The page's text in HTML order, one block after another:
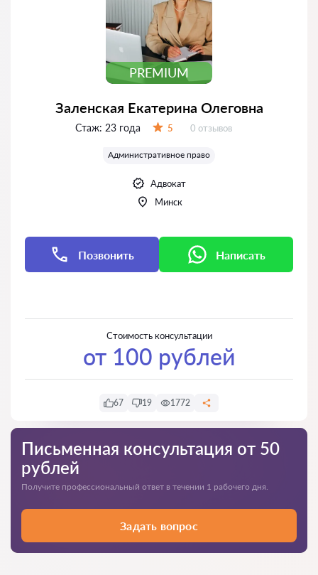
PREMIUM
Заленская Екатерина Олеговна
Стаж: 23 года 5 Отзывов:
0 отзывов
Административное право
Адвокат
Минск
Позвонить Написать
Стоимость консультации
от 100 рублей
67 19 1772
Письменная консультация от 50
рублей
Получите профессиональный ответ в течении 1 рабочего дня.
Задать вопрос